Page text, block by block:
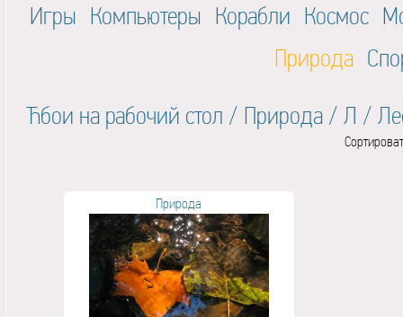
Игры Компьютеры Корабли Космос
Природа
Ћбои на рабочий стол / Природа / Л /
Природа